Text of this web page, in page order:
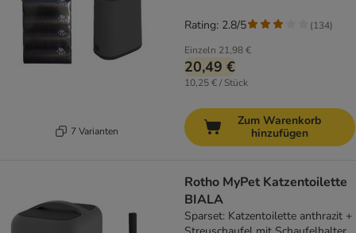
7 Varianten
Einzeln 21,98 €
20,49 €
10,25 € / Stück
Rating: 2.8/5 (134)
Zum Warenkorb
hinzufügen
Rotho MyPet Katzentoilette
BIALA
Sparset: Katzentoilette anthrazit +